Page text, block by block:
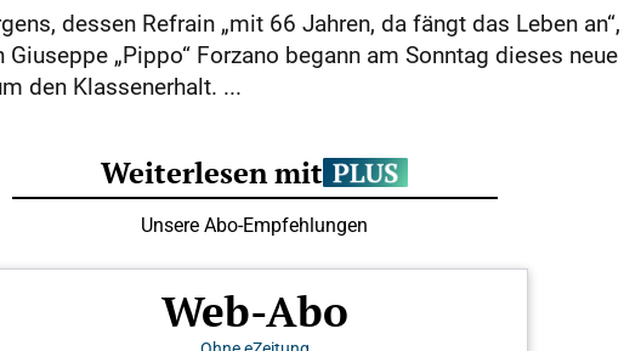
dessen Refrain „mit 66 Jahren, da fängt das Leben
„Pippo“ Forzano begann am Sonntag dieses
den Klassenerhalt. ...